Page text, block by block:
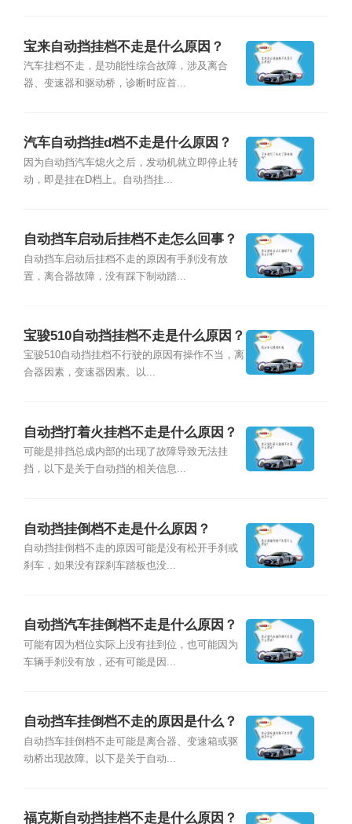
宝来自动挡挂档不走是什么原因？
汽车挂档不走，是功能性综合故障，涉及离合
器、变速器和驱动桥，诊断时应首...
汽车自动挡挂d档不走是什么原因？
因为自动挡汽车熄火之后，发动机就立即停止转
动，即是挂在D档上。自动挡挂...
自动挡车启动后挂档不走怎么回事？
自动挡车启动后挂档不走的原因有手刹没有放
置，离合器故障，没有踩下制动踏...
宝骏510自动挡挂档不走是什么原因？
宝骏510自动挡挂档不行驶的原因有操作不当，离
合器因素，变速器因素。以...
自动挡打着火挂档不走是什么原因？
可能是排挡总成内部的出现了故障导致无法挂
挡，以下是关于自动挡的相关信息...
自动挡挂倒档不走是什么原因？
自动挡挂倒档不走的原因可能是没有松开手刹或
刹车，如果没有踩刹车踏板也没...
自动挡汽车挂倒档不走是什么原因？
可能有因为档位实际上没有挂到位，也可能因为
车辆手刹没有放，还有可能是因...
自动挡车挂倒档不走的原因是什么？
自动挡车挂倒档不走可能是离合器、变速箱或驱
动桥出现故障。以下是关于自动...
福克斯自动挡挂档不走是什么原因？